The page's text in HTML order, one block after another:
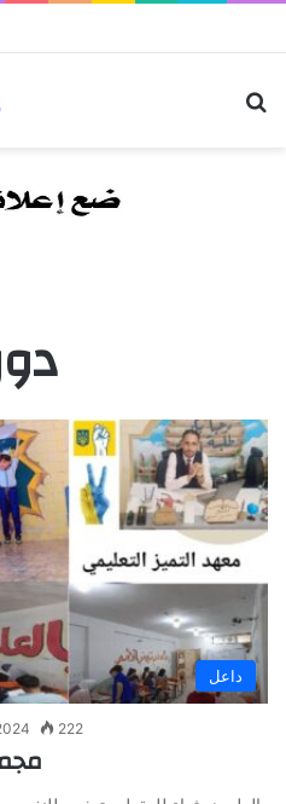
داعل
222